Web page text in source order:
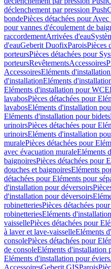
déclenchement par pression
bondePièces détachées pour
pour vannes d'écoulement de
raccordementArrivées d'eau
d'eauGeberit DuofixParoisPièces
porteursPièces détachées pour
porteursRevêtementsAccessoires
AccessoiresEléments d'installation
d'installationEléments
Eléments d'installation pour WC
lavabosPièces détachées pour
lavabosEléments d'installation
Eléments d'installation pour bidets
urinoirsPièces détachées pour
urinoirsEléments d'installation
muralePièces détachées pour
avec évacuation muraleEléments
baignoiresPièces détachées pour
douches et baignoiresEléments
détachées pour Eléments pour
d'installation pour déversoirs
d'installation pour déversoirs
robinetteriesPièces détachées
robinetteriesEléments
vaissellePièces détachées pour
à laver et lave-vaisselleEléments
consolePièces détachées pour
de consoleEléments d'installation
Eléments d'installation pour éviers
AccessoiresGeberit GISParois